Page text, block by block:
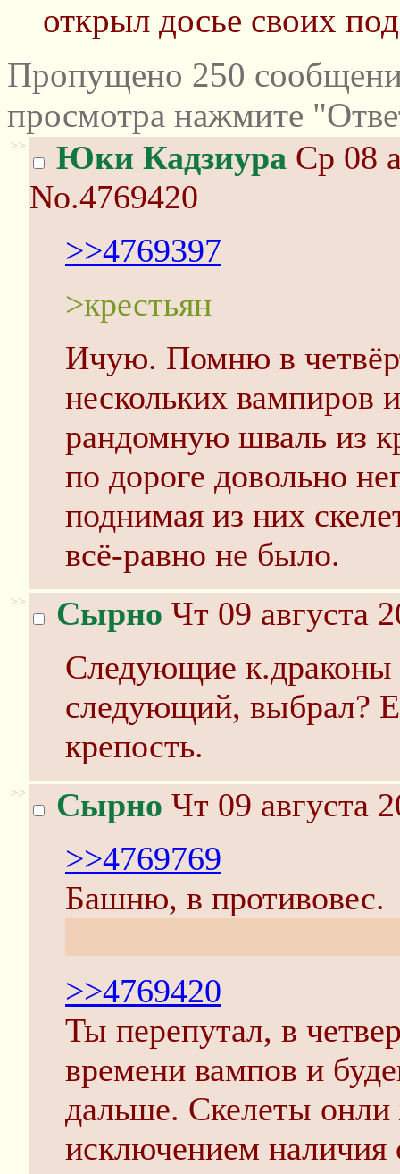
открыл досье своих
Пропущено 250
просмотра нажмите
>> Юки Кадзиура Ср 08
No.4769420
>>4769397
>крестьян
Ичую. Помню в
нескольких вампиров
рандомную шваль из
по дороге довольно
поднимая из них
всё-равно не было.
>> Сырно Чт 09 августа
Следующие к.драконы
следующий, выбрал?
крепость.
>> Сырно Чт 09 августа
>>4769769
Башню, в противовес.
>>4769420
Ты перепутал, в
времени вампов и
дальше. Скелеты онли
исключением наличия